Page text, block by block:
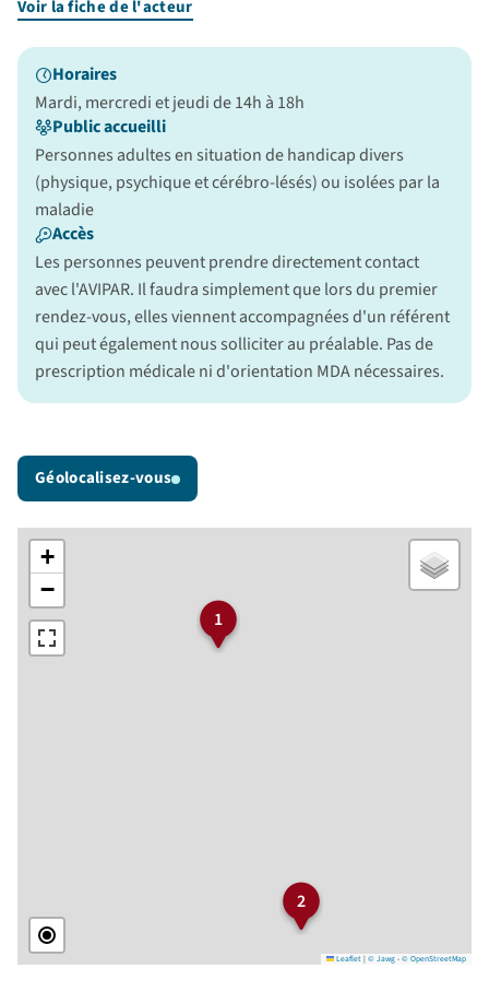
Voir la fiche de l'acteur
Horaires
Mardi, mercredi et jeudi de 14h à 18h
Public accueilli
Personnes adultes en situation de handicap divers
(physique, psychique et cérébro-lésés) ou isolées par la
maladie
Accès
Les personnes peuvent prendre directement contact
avec l'AVIPAR. Il faudra simplement que lors du premier
rendez-vous, elles viennent accompagnées d'un référent
qui peut également nous solliciter au préalable. Pas de
prescription médicale ni d'orientation MDA nécessaires.
Géolocalisez-vous
1
2
+
−
Leaflet|© Jawg-© OpenStreetMap